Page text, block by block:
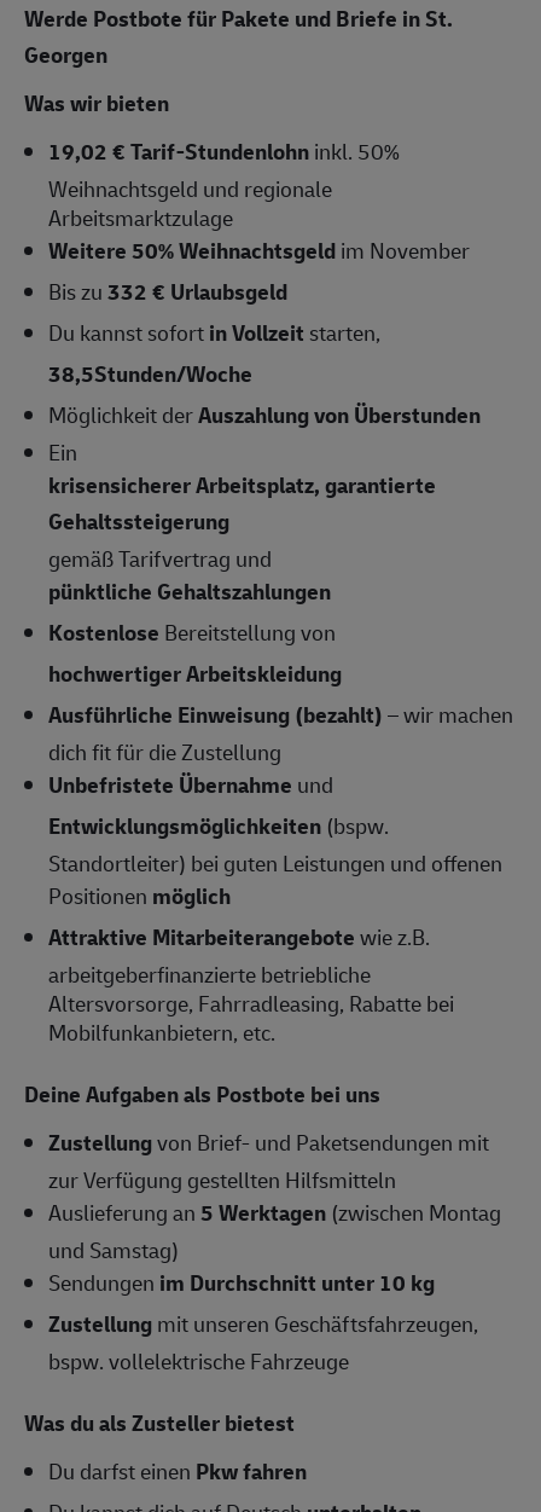
Werde Postbote für Pakete und Briefe in St.
Georgen
Was wir bieten
19,02 € Tarif-Stundenlohninkl. 50%
Weihnachtsgeld und regionale
Arbeitsmarktzulage
Weitere 50% Weihnachtsgeldim November
Bis zu332 € Urlaubsgeld
Du kannst sofortin Vollzeit starten,
38,5Stunden/Woche
Möglichkeit derAuszahlung von Überstunden
Ein
krisensicherer Arbeitsplatz, garantierte
Gehaltssteigerung
gemäß Tarifvertrag und
pünktliche Gehaltszahlungen
Kostenlose Bereitstellung von
hochwertiger Arbeitskleidung
Ausführliche Einweisung (bezahlt)– wir machen
dich fit für die Zustellung
Unbefristete Übernahme und
Entwicklungsmöglichkeiten (bspw.
Standortleiter) bei guten Leistungen und offenen
Positionen möglich
Attraktive Mitarbeiterangebotewie z.B.
arbeitgeberfinanzierte betriebliche
Altersvorsorge, Fahrradleasing, Rabatte bei
Mobilfunkanbietern, etc.
Deine Aufgaben als Postbote bei uns
Zustellungvon Brief- und Paketsendungen mit
zur Verfügung gestellten Hilfsmitteln
Auslieferung an5 Werktagen (zwischen Montag
und Samstag)
Sendungen im Durchschnitt unter 10 kg
Zustellungmit unseren Geschäftsfahrzeugen,
bspw. vollelektrische Fahrzeuge
Was du als Zusteller bietest
Du darfst einen Pkw fahren